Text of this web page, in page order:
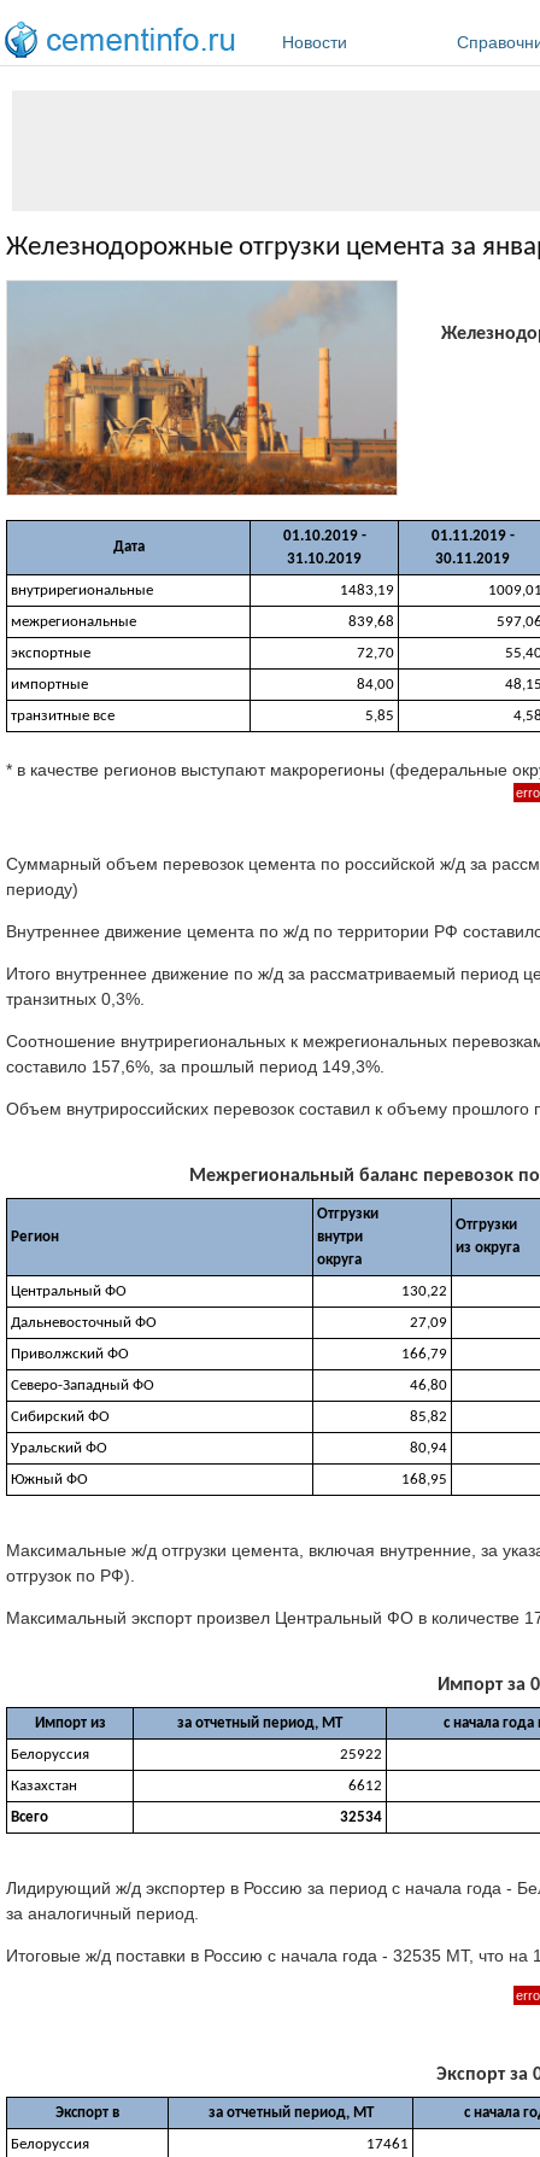
Новости
Железнодорожные отгрузки цемента за
Дата
01.10.2019 -
31.10.2019
01.11.2019 -
30.11.2019
внутрирегиональные
1483,19
межрегиональные
839,68
экспортные
72,70
импортные
84,00
транзитные все
5,85
* в качестве регионов выступают макрорегионы (федеральные
Суммарный объем перевозок цемента по российской ж/д за
периоду)
Внутреннее движение цемента по ж/д по территории РФ
Итого внутреннее движение по ж/д за рассматриваемый период
транзитных 0,3%.
Соотношение внутрирегиональных к межрегиональных
составило 157,6%, за прошлый период 149,3%.
Объем внутрироссийских перевозок составил к объему прошлого
Межрегиональный баланс перевозок
Регион
Отгрузки
внутри
округа
Отгрузки
из округа
Центральный ФО
130,22
Дальневосточный ФО
27,09
Приволжский ФО
166,79
Северо-Западный ФО
46,80
Сибирский ФО
85,82
Уральский ФО
80,94
Южный ФО
168,95
Максимальные ж/д отгрузки цемента, включая внутренние, за
отгрузок по РФ).
Максимальный экспорт произвел Центральный ФО в количестве
Импорт за
Импорт из за отчетный период, МТ
с начала
Белоруссия
25922
Казахстан
6612
Всего
32534
Лидирующий ж/д экспортер в Россию за период с начала года -
за аналогичный период.
Итоговые ж/д поставки в Россию с начала года - 32535 МТ, что
Экспорт за
Экспорт в за отчетный период, МТ
с начала
Белоруссия
17461